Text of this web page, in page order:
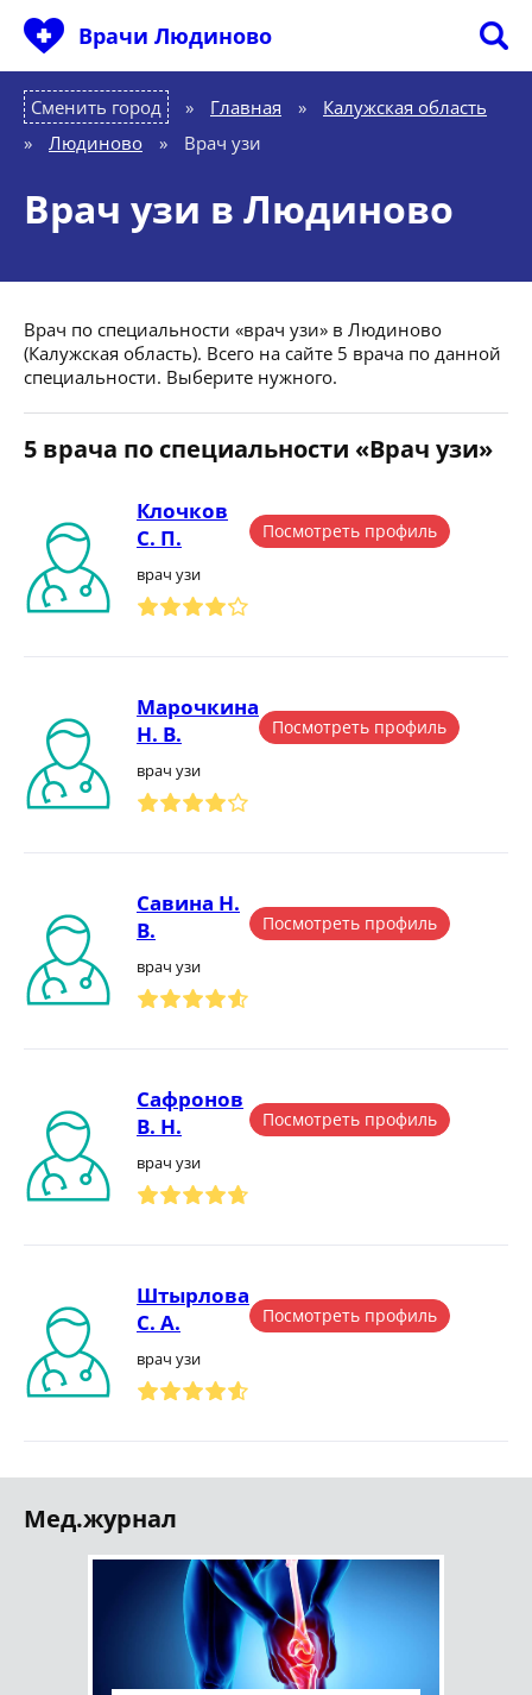
Врачи Людиново
Сменить город Главная »
Калужская область
»
Людиново » Врач узи
Врач узи в Людиново
Врач по специальности «врач узи» в Людиново
(Калужская область). Всего на сайте 5 врача по данной
специальности. Выберите нужного.
5 врача по специальности «Врач узи»
Клочков
С. П.
врач узи
Посмотреть профиль
Марочкина
Н. В.
врач узи
Посмотреть профиль
Савина Н.
В.
врач узи
Посмотреть профиль
Сафронов
В. Н.
врач узи
Посмотреть профиль
Штырлова
С. А.
врач узи
Посмотреть профиль
Мед.журнал